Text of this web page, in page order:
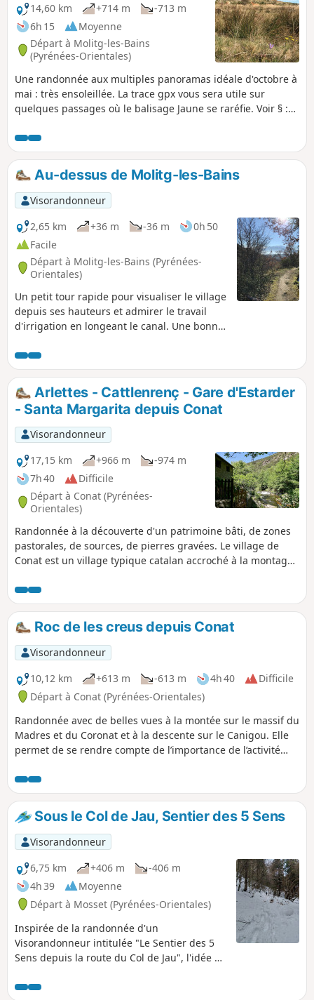
14,60 km
+714 m
-713 m
6h 15
Moyenne
Départ à Molitg-les-Bains
(Pyrénées-Orientales)
Une randonnée aux multiples panoramas idéale d'octobre à
mai : très ensoleillée. La trace gpx vous sera utile sur
quelques passages où le balisage Jaune se raréfie. Voir § :
Au-dessus de Molitg-les-Bains
Visorandonneur
2,65 km
+36 m -36 m
0h 50
Facile
Départ à Molitg-les-Bains (Pyrénées-
Orientales)
Un petit tour rapide pour visualiser le village
depuis ses hauteurs et admirer le travail
d'irrigation en longeant le canal. Une bonne
Arlettes - Cattlenrenç - Gare d'Estarder
- Santa Margarita depuis Conat
Visorandonneur
17,15 km
+966 m
-974 m
7h 40
Difficile
Départ à Conat (Pyrénées-
Orientales)
Randonnée à la découverte d'un patrimoine bâti, de zones
pastorales, de sources, de pierres gravées. Le village de
Conat est un village typique catalan accroché à la montagne
d'accès au village est en elle même déjà un dépaysement et
une approche de la randonnée. Cette randonnée peut être
écourtée en cas de besoin ou par manque de temps. Voir
variante dans infos pratiques. Attention : il est signalé
(07/10/2024) => du point (2) au point (5) chemin très
encombré avec des épineux. Il semblerait que ce chemin ne
soit plus entretenu. Il existait un chemin alternatif depuis le
(2) en partant au Nord (trace sur OSM).
Roc de les creus depuis Conat
Visorandonneur
10,12 km
+613 m -613 m 4h 40
Difficile
Départ à Conat (Pyrénées-Orientales)
Randonnée avec de belles vues à la montée sur le massif du
Madres et du Coronat et à la descente sur le Canigou. Elle
permet de se rendre compte de l’importance de l’activité
du chemin. La végétation est variée, au début c’est une forêt
de chêne vert, plus haut ce sont les cistes et genets.
Attention, cette randonnée n’est pas vraiment balisée et,
bien que globalement sur des bons sentiers, elle nécessite
l’habitude du hors sentier. La trace est utile voire
nécessaire.
Sous le Col de Jau, Sentier des 5 Sens
Visorandonneur
6,75 km
+406 m
-406 m
4h 39
Moyenne
Départ à Mosset (Pyrénées-Orientales)
Inspirée de la randonnée d'un
Visorandonneur intitulée "Le Sentier des 5
Sens depuis la route du Col de Jau", l'idée de
à l'enneigement exceptionnel lié aux chutes